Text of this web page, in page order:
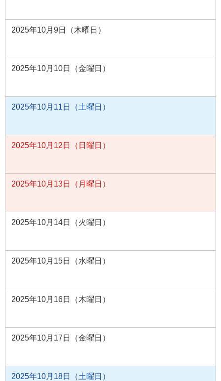
2025年10月9日（木曜日）
2025年10月10日（金曜日）
2025年10月11日（土曜日）
2025年10月12日（日曜日）
2025年10月13日（月曜日）
2025年10月14日（火曜日）
2025年10月15日（水曜日）
2025年10月16日（木曜日）
2025年10月17日（金曜日）
2025年10月18日（土曜日）